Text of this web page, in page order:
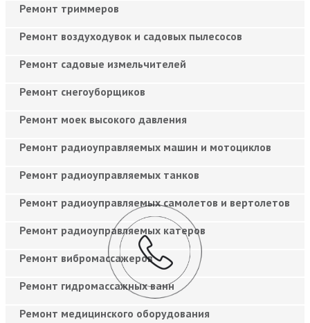
Ремонт триммеров
Ремонт воздуходувок и садовых пылесосов
Ремонт садовые измельчителей
Ремонт снегоуборщиков
Ремонт моек высокого давления
Ремонт радиоуправляемых машин и мотоциклов
Ремонт радиоуправляемых танков
Ремонт радиоуправляемых самолетов и вертолетов
Ремонт радиоуправляемых катеров
Ремонт вибромассажеров
Ремонт гидромассажных ванн
Ремонт медицинского оборудования